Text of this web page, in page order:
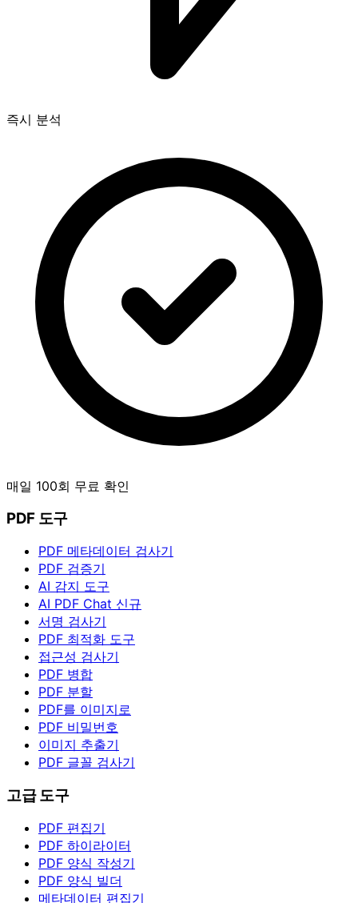
즉시 분석
매일 100회 무료 확인
PDF 도구
PDF 메타데이터 검사기
PDF 검증기
AI 감지 도구
AI PDF Chat 신규
서명 검사기
PDF 최적화 도구
접근성 검사기
PDF 병합
PDF 분할
PDF를 이미지로
PDF 비밀번호
이미지 추출기
PDF 글꼴 검사기
고급 도구
PDF 편집기
PDF 하이라이터
PDF 양식 작성기
PDF 양식 빌더
메타데이터 편집기